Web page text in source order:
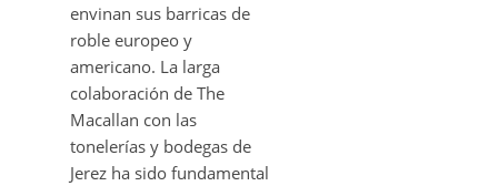
envinan sus barricas de
roble europeo y
americano. La larga
colaboración de The
Macallan con las
tonelerías y bodegas de
Jerez ha sido fundamental